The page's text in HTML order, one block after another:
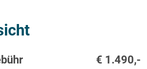
€ 1.490,-